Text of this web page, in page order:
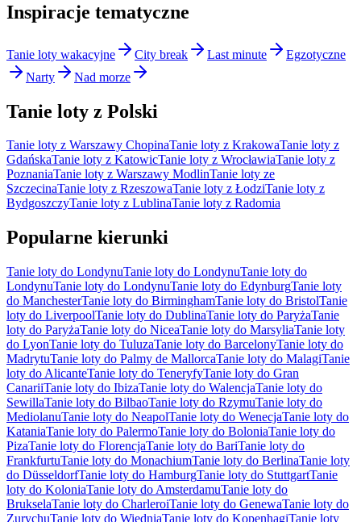
Inspiracje tematyczne
Tanie loty wakacyjne City break Last minute
Egzotyczne
Narty
Nad morze
Tanie loty z Polski
Tanie loty z Warszawy ChopinaTanie loty z KrakowaTanie loty z
GdańskaTanie loty z KatowicTanie loty z WrocławiaTanie loty z
PoznaniaTanie loty z Warszawy ModlinTanie loty ze
SzczecinaTanie loty z RzeszowaTanie loty z ŁodziTanie loty z
BydgoszczyTanie loty z LublinaTanie loty z Radomia
Popularne kierunki
Tanie loty do LondynuTanie loty do LondynuTanie loty do
LondynuTanie loty do LondynuTanie loty do EdynburgTanie loty
do ManchesterTanie loty do BirminghamTanie loty do BristolTanie
loty do LiverpoolTanie loty do DublinaTanie loty do ParyżaTanie
loty do ParyżaTanie loty do NiceaTanie loty do MarsyliaTanie loty
do LyonTanie loty do TuluzaTanie loty do BarcelonyTanie loty do
MadrytuTanie loty do Palmy de MallorcaTanie loty do MalagiTanie
loty do AlicanteTanie loty do TeneryfyTanie loty do Gran
CanariiTanie loty do IbizaTanie loty do WalencjaTanie loty do
SewillaTanie loty do BilbaoTanie loty do RzymuTanie loty do
MediolanuTanie loty do NeapolTanie loty do WenecjaTanie loty do
KataniaTanie loty do PalermoTanie loty do BoloniaTanie loty do
PizaTanie loty do FlorencjaTanie loty do BariTanie loty do
FrankfurtuTanie loty do MonachiumTanie loty do BerlinaTanie loty
do DüsseldorfTanie loty do HamburgTanie loty do StuttgartTanie
loty do KoloniaTanie loty do AmsterdamuTanie loty do
BrukselaTanie loty do CharleroiTanie loty do GenewaTanie loty do
ZurychuTanie loty do WiedniaTanie loty do KopenhagiTanie loty